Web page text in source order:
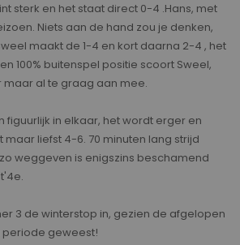
sterk en het staat direct 0-4 .Hans, met
Niets aan de hand zou je denken,
maakt de 1-4 en kort daarna 2-4 , het
100% buitenspel positie scoort Sweel,
maar al te graag aan mee.
figuurlijk in elkaar, het wordt erger en
liefst 4-6. 70 minuten lang strijd
weggeven is enigszins beschamend
3 de winterstop in, gezien de afgelopen
periode geweest!